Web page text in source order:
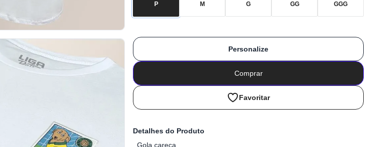
P M G GG GGG
Personalize
Comprar
Favoritar
Detalhes do Produto
Gola careca